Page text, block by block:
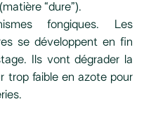
“dure”).
fongiques. Les
se développent en fin
Ils vont dégrader la
trop faible en azote pour